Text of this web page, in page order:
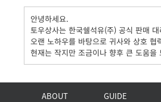
안녕하세요.
토우상사는 한국쉘석유(주) 공식 판매
오랜 노하우를 바탕으로 귀사와 상호
현재는 작지만 조금이나 향후 큰 도움
ABOUT GUIDE